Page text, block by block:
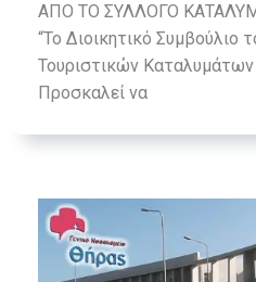
ΑΠΟ ΤΟ ΣΥΛΛΟΓΟ
“To Διοικητικό Συμβούλιο
Τουριστικών
Προσκαλεί να